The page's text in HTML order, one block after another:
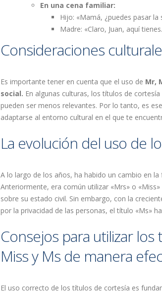
En una cena familiar:
Hijo: «Mamá, ¿puedes pasar la
Madre: «Claro, Juan, aquí
Consideraciones
Es importante tener en cuenta que el uso de Mr,
social. En algunas culturas, los títulos de
pueden ser menos relevantes. Por lo tanto, es
adaptarse al entorno cultural en el que te
La evolución del uso de
A lo largo de los años, ha habido un cambio en
Anteriormente, era común utilizar «Mrs» o
sobre su estado civil. Sin embargo, con la
por la privacidad de las personas, el título «Ms»
Consejos para utilizar
Miss y Ms de manera
El uso correcto de los títulos de cortesía es